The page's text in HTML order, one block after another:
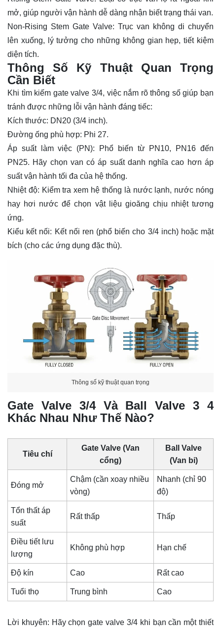
mở, giúp người vận hành dễ dàng nhận biết trạng thái van.
Non-Rising Stem Gate Valve: Trục van không di chuyển
lên xuống, lý tưởng cho những không gian hẹp, tiết kiệm
diện tích.
Thông Số Kỹ Thuật Quan Trọng
Cần Biết
Khi tìm kiếm gate valve 3/4, việc nắm rõ thông số giúp bạn
tránh được những lỗi vận hành đáng tiếc:
Kích thước: DN20 (3/4 inch).
Đường ống phù hợp: Phi 27.
Áp suất làm việc (PN): Phổ biến từ PN10, PN16 đến
PN25. Hãy chọn van có áp suất danh nghĩa cao hơn áp
suất vận hành tối đa của hệ thống.
Nhiệt độ: Kiểm tra xem hệ thống là nước lạnh, nước nóng
hay hơi nước để chọn vật liệu gioăng chịu nhiệt tương
ứng.
Kiểu kết nối: Kết nối ren (phổ biến cho 3/4 inch) hoặc mặt
bích (cho các ứng dụng đặc thù).
Thông số kỹ thuật quan trọng
Gate Valve 3/4 Và Ball Valve 3 4
Khác Nhau Như Thế Nào?
Tiêu chí
Gate Valve (Van
cổng)
Ball Valve
(Van bi)
Đóng mở
Chậm (cần xoay nhiều
vòng)
Nhanh (chỉ 90
độ)
Tổn thất áp
suất
Rất thấp Thấp
Điều tiết lưu
lượng
Không phù hợp Hạn chế
Độ kín Cao Rất cao
Tuổi thọ Trung bình Cao
Lời khuyên: Hãy chọngate valve 3/4khi bạn cần một thiết